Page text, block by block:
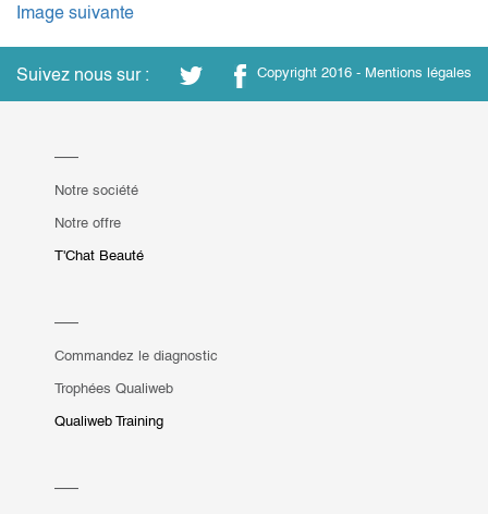
Image suivante
Suivez nous sur : Copyright 2016 - Mentions légales
Notre société
Notre offre
T'Chat Beauté
Commandez le diagnostic
Trophées Qualiweb
Qualiweb Training